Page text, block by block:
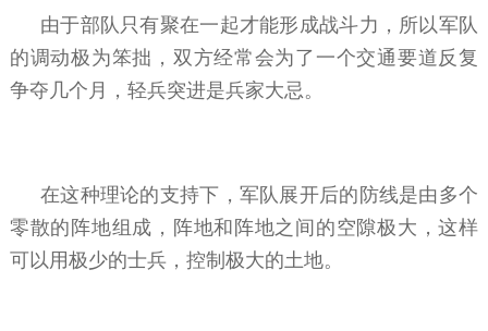
由于部队只有聚在一起才能形成战斗力，所以军队
的调动极为笨拙，双方经常会为了一个交通要道反复
争夺几个月，轻兵突进是兵家大忌。
在这种理论的支持下，军队展开后的防线是由多个
零散的阵地组成，阵地和阵地之间的空隙极大，这样
可以用极少的士兵，控制极大的土地。